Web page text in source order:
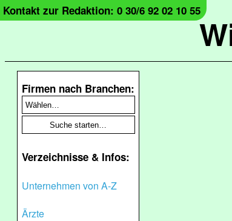
Kontakt zur Redaktion: 0 30/6 92 02 10 55
Firmen nach Branchen:
Verzeichnisse & Infos:
Unternehmen von A-Z
Ärzte